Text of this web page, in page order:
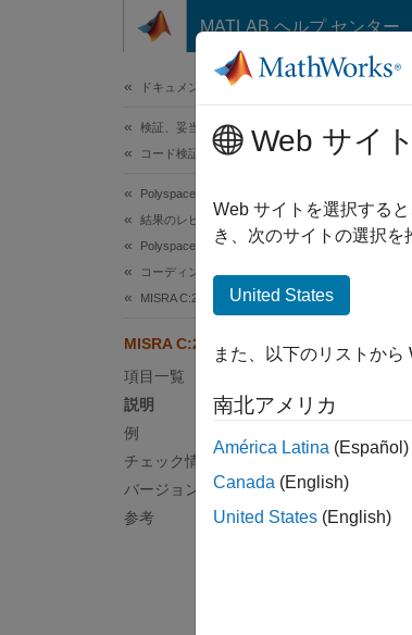
コンテンツへスキップ
MATLAB ヘルプ センター
ドキュメンテーションのホーム
検証、妥当性確認、テスト
コード検証
Polyspace Bug Finder
結果のレビューとレポート生成
Polyspace Bug Finder の結果
コーディング規約
MISRA C:2023 命令およびルール
MISRA C:2023 Rule 21.6
項目一覧
説明
例
チェック情報
バージョン履歴
参考
Web サイ
Web サイトを選択する
き、次のサイトの選択を
United States
また、以下のリストから
南北アメリカ
América Latina (Español)
Canada (English)
United States (English)